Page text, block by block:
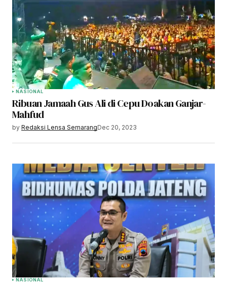
NASIONAL
Ribuan Jamaah Gus Ali di Cepu Doakan Ganjar-
Mahfud
by Redaksi Lensa SemarangDec 20, 2023
NASIONAL